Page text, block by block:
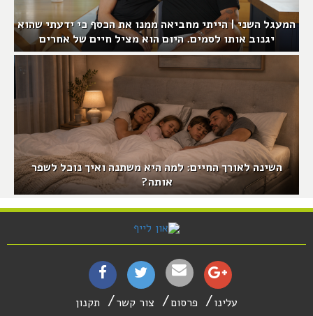
המעגל השני | הייתי מחביאה ממנו את הכסף כי ידעתי שהוא
יגנוב אותו לסמים. היום הוא מציל חיים של אחרים
השינה לאורך החיים: למה היא משתנה ואיך נוכל לשפר
אותה?
עלינו פרסום צור קשר תקנון